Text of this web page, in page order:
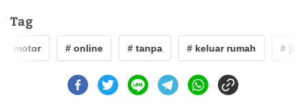
Tag
motor # online # tanpa # keluar rumah # jual